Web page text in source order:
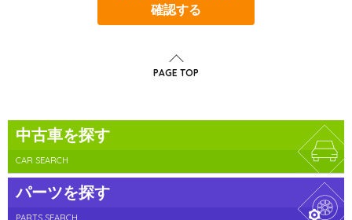
確認する
PAGE TOP
中古車を探す
CAR SEARCH
パーツを探す
PARTS SEARCH